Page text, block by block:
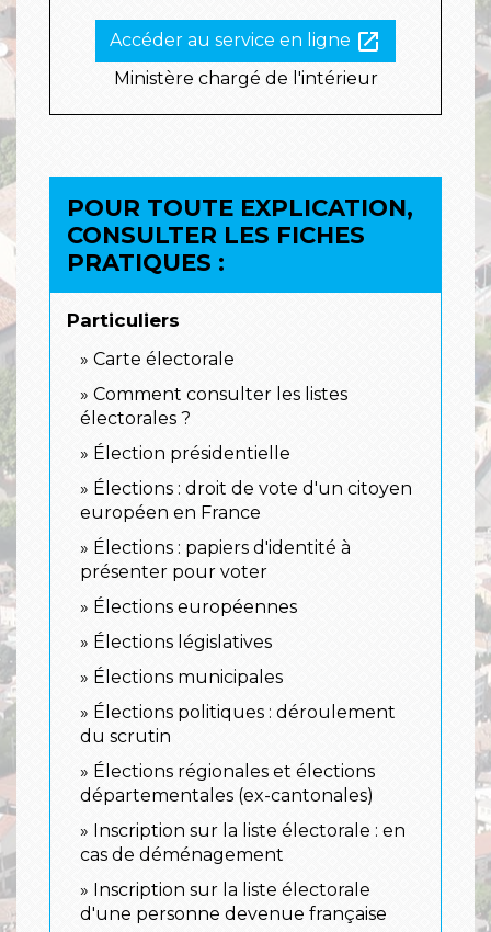
Accéder au service en ligne open_in_new
Ministère chargé de l'intérieur
POUR TOUTE EXPLICATION,
CONSULTER LES FICHES
PRATIQUES :
Particuliers
Carte électorale
Comment consulter les listes
électorales ?
Élection présidentielle
Élections : droit de vote d'un citoyen
européen en France
Élections : papiers d'identité à
présenter pour voter
Élections européennes
Élections législatives
Élections municipales
Élections politiques : déroulement
du scrutin
Élections régionales et élections
départementales (ex-cantonales)
Inscription sur la liste électorale : en
cas de déménagement
Inscription sur la liste électorale
d'une personne devenue française